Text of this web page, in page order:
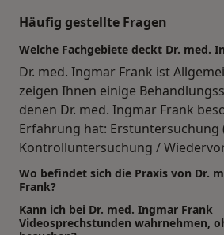
Häufig gestellte Fragen
Welche Fachgebiete deckt Dr. med.
Dr. med. Ingmar Frank ist
zeigen Ihnen einige
denen Dr. med. Ingmar Frank
Erfahrung hat: Erstuntersuchung
Kontrolluntersuchung /
Wo befindet sich die Praxis von Dr.
Frank?
Kann ich bei Dr. med. Ingmar Frank
Videosprechstunden wahrnehmen,